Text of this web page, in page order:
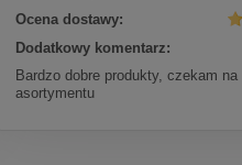
Ocena dostawy:
Dodatkowy komentarz:
Bardzo dobre produkty, czekam
asortymentu